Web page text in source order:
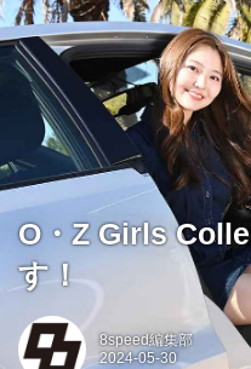
O・Z Girls
す！
8speed編集部